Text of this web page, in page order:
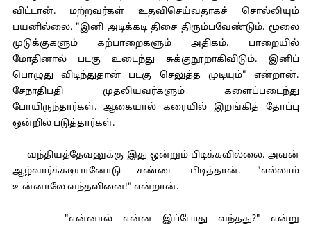
விட்டான். மற்றவர்கள் உதவிசெய்வதாகச் சொல்லியும்
பயனில்லை. "இனி அடிக்கடி திசை திரும்பவேண்டும். மூலை
முடுக்குகளும் கற்பாறைகளும் அதிகம். பாறையில்
மோதினால் படகு உடைந்து சுக்குநூறாகிவிடும். இனிப்
பொழுது விடிந்துதான் படகு செலுத்த முடியும்" என்றான்.
சேநாதிபதி முதலியவர்களும் களைப்படைந்து
போயிருந்தார்கள். ஆகையால் கரையில் இறங்கித் தோப்பு
ஒன்றில் படுத்தார்கள்.
வந்தியத்தேவனுக்கு இது ஒன்றும் பிடிக்கவில்லை. அவன்
ஆழ்வார்க்கடியானோடு சண்டை பிடித்தான். "எல்லாம்
உன்னாலே வந்தவினை!" என்றான்.
"என்னால் என்ன இப்போது வந்தது?" என்று